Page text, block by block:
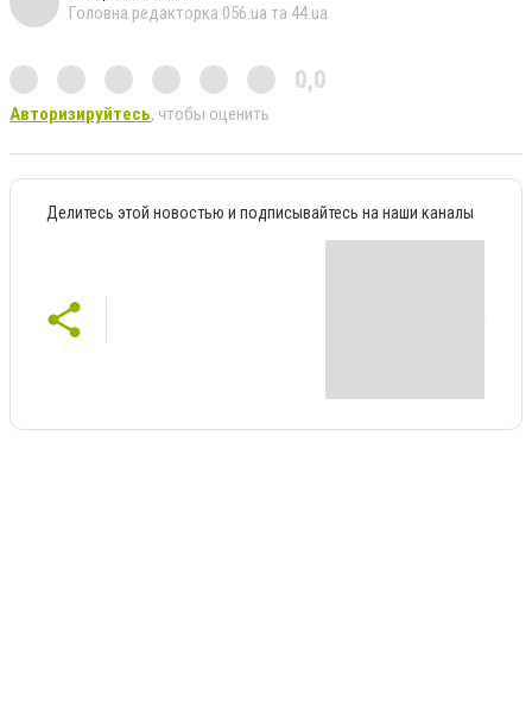
Головна редакторка 056.ua та 44.ua
0,0
Авторизируйтесь, чтобы оценить
Делитесь этой новостью и подписывайтесь на наши каналы